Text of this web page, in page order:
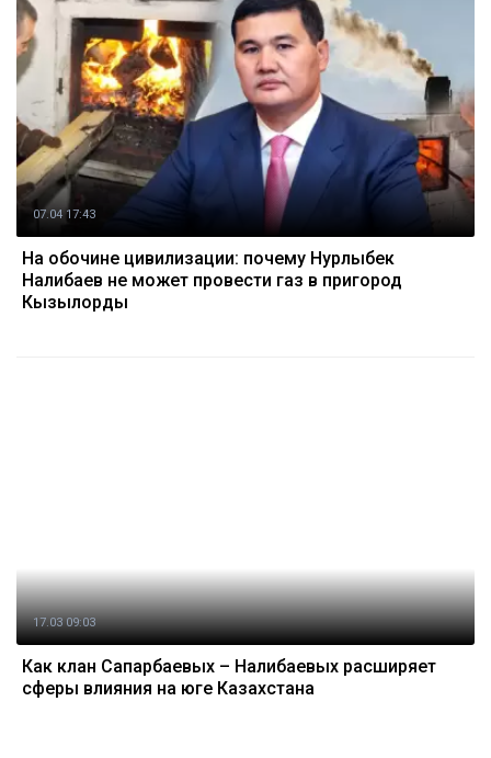
07.04 17:43
На обочине цивилизации: почему Нурлыбек
Налибаев не может провести газ в пригород
Кызылорды
17.03 09:03
Как клан Сапарбаевых – Налибаевых расширяет
сферы влияния на юге Казахстана